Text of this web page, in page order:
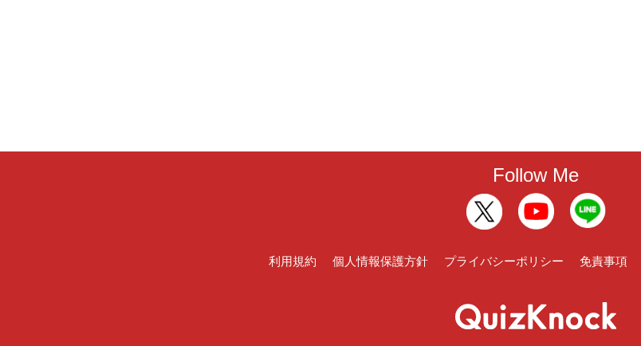
Follow Me
利用規約 個人情報保護方針 プライバシーポリシー 免責事項